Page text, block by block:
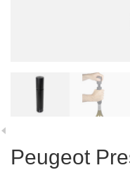
Peugeot